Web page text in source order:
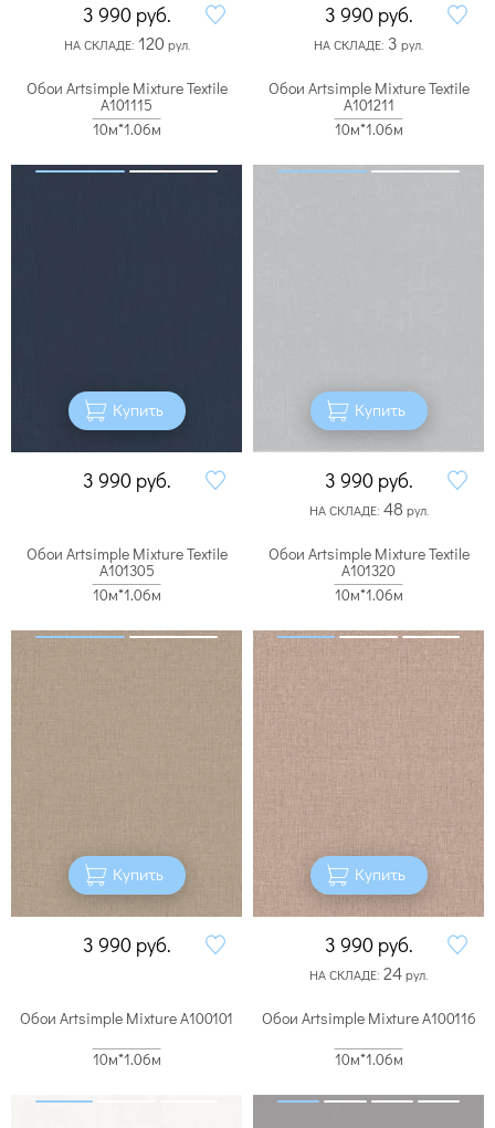
3 990 руб.
НА СКЛАДЕ: 120рул.
3 990 руб.
НА СКЛАДЕ: 3 рул.
Обои Artsimple Mixture Textile
A101115
10м*1.06м
Купить
3 990 руб.
Обои Artsimple Mixture Textile
A101211
10м*1.06м
Купить
3 990 руб.
НА СКЛАДЕ: 48 рул.
Обои Artsimple Mixture Textile
A101305
10м*1.06м
Купить
3 990 руб.
Обои Artsimple Mixture Textile
A101320
10м*1.06м
Купить
3 990 руб.
НА СКЛАДЕ: 24рул.
Обои Artsimple Mixture A100101
10м*1.06м
Обои Artsimple Mixture A100116
10м*1.06м